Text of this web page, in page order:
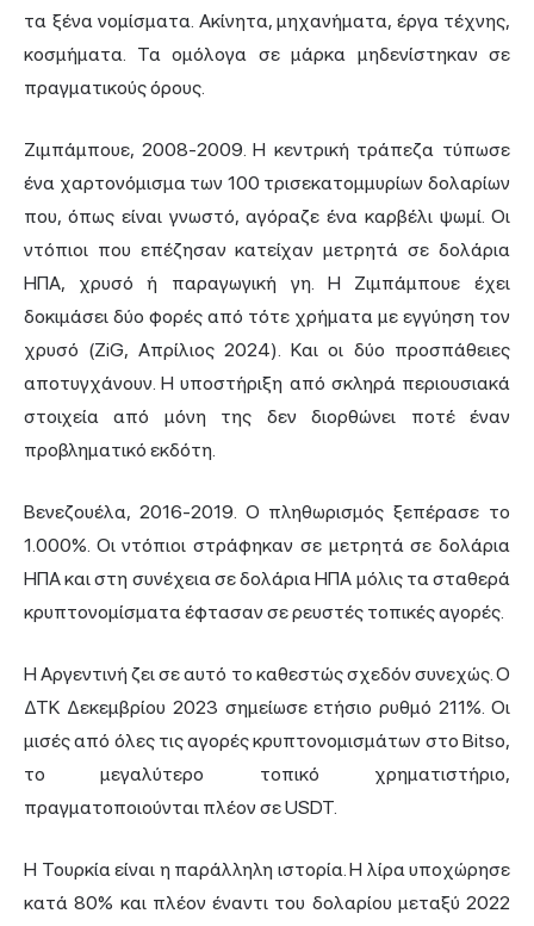
τα ξένα νομίσματα. Ακίνητα, μηχανήματα, έργα τέχνης,
κοσμήματα. Τα ομόλογα σε μάρκα μηδενίστηκαν σε
πραγματικούς όρους.
Ζιμπάμπουε, 2008-2009. Η κεντρική τράπεζα τύπωσε
ένα χαρτονόμισμα των 100 τρισεκατομμυρίων δολαρίων
που, όπως είναι γνωστό, αγόραζε ένα καρβέλι ψωμί. Οι
ντόπιοι που επέζησαν κατείχαν μετρητά σε δολάρια
ΗΠΑ, χρυσό ή παραγωγική γη. Η Ζιμπάμπουε έχει
δοκιμάσει δύο φορές από τότε χρήματα με εγγύηση τον
χρυσό (ZiG, Απρίλιος 2024). Και οι δύο προσπάθειες
αποτυγχάνουν. Η υποστήριξη από σκληρά περιουσιακά
στοιχεία από μόνη της δεν διορθώνει ποτέ έναν
προβληματικό εκδότη.
Βενεζουέλα, 2016-2019. Ο πληθωρισμός ξεπέρασε το
1.000%. Οι ντόπιοι στράφηκαν σε μετρητά σε δολάρια
ΗΠΑ και στη συνέχεια σε δολάρια ΗΠΑ μόλις τα σταθερά
κρυπτονομίσματα έφτασαν σε ρευστές τοπικές αγορές.
Η Αργεντινή ζει σε αυτό το καθεστώς σχεδόν συνεχώς. Ο
ΔΤΚ Δεκεμβρίου 2023 σημείωσε ετήσιο ρυθμό 211%. Οι
μισές από όλες τις αγορές κρυπτονομισμάτων στο Bitso,
το μεγαλύτερο τοπικό χρηματιστήριο,
πραγματοποιούνται πλέον σε USDT.
Η Τουρκία είναι η παράλληλη ιστορία. Η λίρα υποχώρησε
κατά 80% και πλέον έναντι του δολαρίου μεταξύ 2022